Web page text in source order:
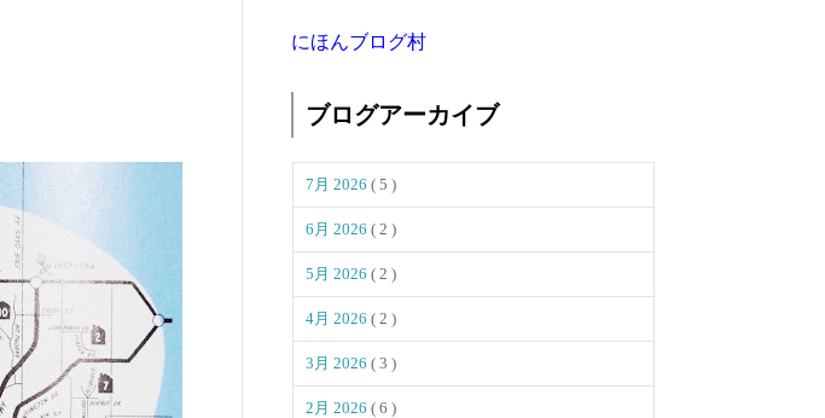
にほんブログ村
ブログアーカイブ
7月 2026 ( 5 )
6月 2026 ( 2 )
5月 2026 ( 2 )
4月 2026 ( 2 )
3月 2026 ( 3 )
2月 2026 ( 6 )